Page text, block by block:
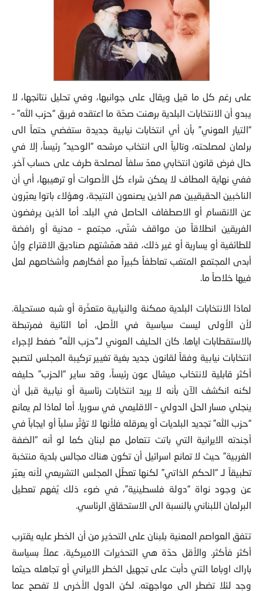
على رغم كل ما قيل ويقال على جوانبها، وفي تحليل نتائجها، لا
يبدو أن الانتخابات البلدية برهنت صحّة ما اعتقده فريق “حزب الله” –
“التيار العوني” بأن أي انتخابات نيابية جديدة ستفضي حتماً الى
برلمان لمصلحته، وتالياً الى انتخاب مرشحه “الوحيد” رئيساً، إلا في
حال فرض قانون انتخابي معدّ سلفاً لمصلحة طرف على حساب آخر.
ففي نهاية المطاف لا يمكن شراء كل الأصوات أو ترهيبها، أي أن
الناخبين الحقيقيين هم الذين يصنعون النتيجة، وهؤلاء باتوا يعبّرون
عن الانقسام أو الاصطفاف الحاصل في البلد. أما الذين يرفضون
الفريقين انطلاقاً من مواقف شتّى، مجتمع – مدنية أو رافضة
للطائفية أو يسارية أو غير ذلك، فقد همّشتهم صناديق الاقتراع وإنْ
أبدى المجتمع المتعَب تعاطفاً كبيراً مع أفكارهم وأشخاصهم لعل
فيها خلاصاً ما.
لماذا الانتخابات البلدية ممكنة والنيابية متعذّرة أو شبه مستحيلة.
لأن الأولى ليست سياسية في الأصل، أما الثانية فمرتبطة
بالاستقطابات اياها. كان الحليف العوني لـ”حزب الله” ضغط لإجراء
انتخابات نيابية وفقاً لقانون جديد بغية تغيير تركيبة المجلس لتصبح
أكثر قابلية لانتخاب ميشال عون رئيساً، وقد ساير “الحزب” حليفه
لكنه انكشف الآن بأنه لا يريد انتخابات رئاسية أو نيابية قبل أن
ينجلي مسار الحل الدولي – الاقليمي في سوريا. أما لماذا لم يمانع
“حزب الله” تجديد البلديات أو يعرقله فلأنها لا تؤثّر سلباً أو ايجاباً في
أجندته الايرانية التي باتت تتعامل مع لبنان كما لو أنه “الضفة
الغربية” حيث لا تمانع اسرائيل أن تكون هناك مجالس بلدية منتخبة
تطبيقاً لـ “الحكم الذاتي” لكنها تعطّل المجلس التشريعي لأنه يعبّر
عن وجود نواة “دولة فلسطينية”، في ضوء ذلك يُفهم تعطيل
البرلمان اللبناني بالنسبة الى الاستحقاق الرئاسي.
تتفق العواصم المعنية بلبنان على التحذير من أن الخطر عليه يقترب
أكثر فأكثر. والأقل حدّة هي التحذيرات الاميركية، عملاً بسياسة
باراك اوباما التي دأبت على تجهيل الخطر الايراني أو تجاهله حيثما
وجد لئلا تضطر الى مواجهته. لكن الدول الأخرى لا تفصح عما